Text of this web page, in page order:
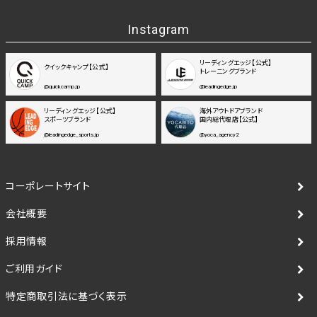
Instagram
クイックキャンプ【公式】
@quickcamp.jp
リーディングエッジ【公式】
トレーニングブランド
@leadingedge.jp
リーディングエッジ【公式】
スポーツブランド
@leadingedge_sports.jp
海外アウトドアブランド
国内総代理店【公式】
@yoca_agency2
コーポレートサイト
会社概要
採用情報
ご利用ガイド
特定商取引法に基づく表示